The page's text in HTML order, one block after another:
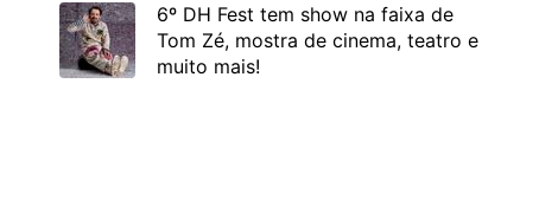
6º DH Fest tem show na faixa de
Tom Zé, mostra de cinema, teatro e
muito mais!